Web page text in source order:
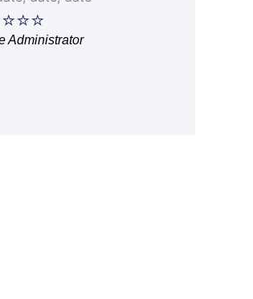
Administrator